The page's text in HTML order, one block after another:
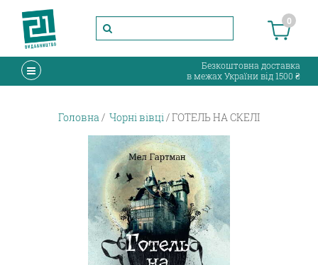
0
Безкоштовна доставка
в межах України від 1500 ₴
Головна Чорні вівці ГОТЕЛЬ НА СКЕЛІ